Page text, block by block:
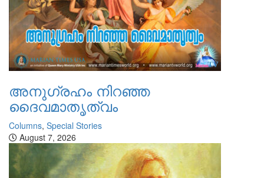
അനുഗ്രഹം നിറഞ്ഞ
ദൈവമാതൃത്വം
Columns, Special Stories
August 7, 2026